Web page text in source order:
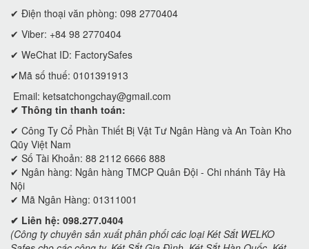
✔ Điện thoại văn phòng: 098 2770404
✔ Viber: +84 98 2770404
✔ WeChat ID: FactorySafes
✔Mã số thuế: 0101391913
Email: ketsatchongchay@gmail.com
✔ Thông tin thanh toán:
✔ Công Ty Cổ Phần Thiết Bị Vật Tư Ngân Hàng và An Toàn Kho
Qũy Việt Nam
✔ Số Tài Khoản: 88 2112 6666 888
✔ Ngân hàng: Ngân hàng TMCP Quân Đội - Chi nhánh Tây Hà
Nội
✔ Mã Ngân Hàng: 01311001
✔ Liên hệ: 098.277.0404
(Công ty chuyên sản xuất phân phối các loại Két Sắt WELKO